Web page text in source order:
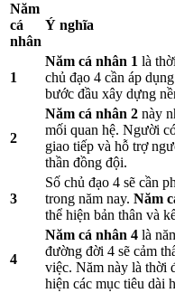
Năm
cá
nhân
Ý nghĩa
1
Năm cá nhân 1 là
chủ đạo 4 cần áp
bước đầu xây dựng
2
Năm cá nhân 2 này
mối quan hệ. Người
giao tiếp và hỗ trợ
thần đồng đội.
3
Số chủ đạo 4 sẽ cần
trong năm nay. Năm
thể hiện bản thân và
4
Năm cá nhân 4 là
đường đời 4 sẽ cảm
việc. Năm này là thời
hiện các mục tiêu dài